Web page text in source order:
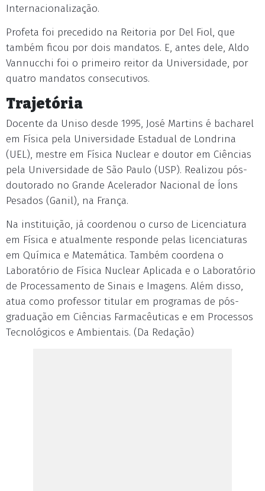
Internacionalização.
Profeta foi precedido na Reitoria por Del Fiol, que
também ficou por dois mandatos. E, antes dele, Aldo
Vannucchi foi o primeiro reitor da Universidade, por
quatro mandatos consecutivos.
Trajetória
Docente da Uniso desde 1995, José Martins é bacharel
em Física pela Universidade Estadual de Londrina
(UEL), mestre em Física Nuclear e doutor em Ciências
pela Universidade de São Paulo (USP). Realizou pós-
doutorado no Grande Acelerador Nacional de Íons
Pesados (Ganil), na França.
Na instituição, já coordenou o curso de Licenciatura
em Física e atualmente responde pelas licenciaturas
em Química e Matemática. Também coordena o
Laboratório de Física Nuclear Aplicada e o Laboratório
de Processamento de Sinais e Imagens. Além disso,
atua como professor titular em programas de pós-
graduação em Ciências Farmacêuticas e em Processos
Tecnológicos e Ambientais. (Da Redação)